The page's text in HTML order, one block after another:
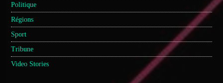
Politique
Régions
Sport
Tribune
Video Stories